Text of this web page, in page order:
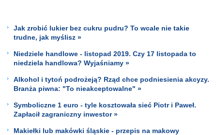
Jak zrobić lukier bez cukru pudru? To wcale nie takie
trudne, jak myślisz »
Niedziele handlowe - listopad 2019. Czy 17 listopada to
niedziela handlowa? Wyjaśniamy »
Alkohol i tytoń podrożeją? Rząd chce podniesienia akcyzy.
Branża piwna: "To nieakceptowalne" »
Symboliczne 1 euro - tyle kosztowała sieć Piotr i Paweł.
Zapłacił zagraniczny inwestor »
Makiełki lub makówki śląskie - przepis na makowy